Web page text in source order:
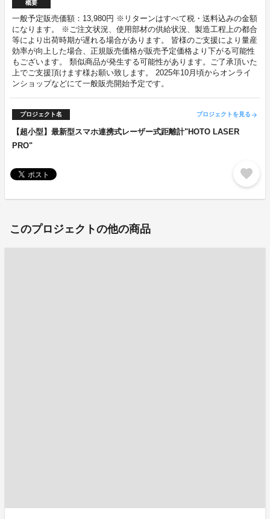
概要
一般予定販売価額：13,980円 ※リターンはすべて税・送料込みの金額
になります。 ※ご注文状況、使用部材の供給状況、製造工程上の都合
等により出荷時期が遅れる場合があります。 皆様のご支援により量産
効率が向上した場合、正規販売価格が販売予定価格より下がる可能性
もございます。 類似商品が発生する可能性があります。ご了承頂いた
上でご支援頂けます様お願い致します。 2025年10月頃からオンライ
ンショップなどにて一般販売開始予定です。
プロジェクト名 プロジェクトを見る arrow_forward
【超小型】最新型スマホ連携式レーザー式距離計"HOTO LASER
PRO"
favorite
このプロジェクトの他の商品